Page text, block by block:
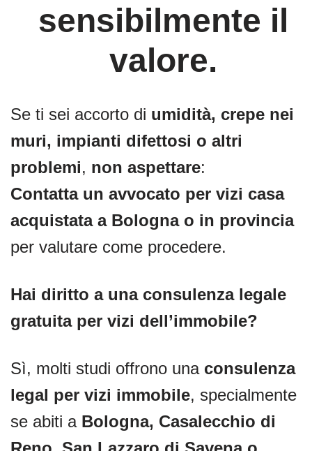
sensibilmente il
valore.
Se ti sei accorto di umidità, crepe nei
muri, impianti difettosi o altri
problemi, non aspettare:
Contatta un avvocato per vizi casa
acquistata a Bologna o in provincia
per valutare come procedere.
Hai diritto a una consulenza legale
gratuita per vizi dell’immobile?
Sì, molti studi offrono una consulenza
legal per vizi immobile, specialmente
se abiti a Bologna, Casalecchio di